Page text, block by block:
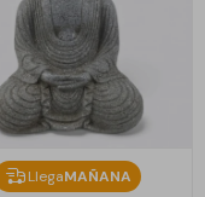
LlegaMAÑANA